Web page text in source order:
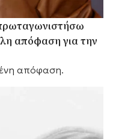
απόφαση για την
απόφαση.